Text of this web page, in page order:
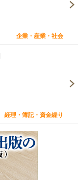
企業・産業・社会
経理・簿記・資金繰り